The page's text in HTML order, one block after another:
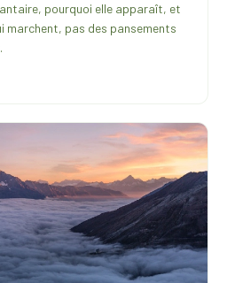
pourquoi elle apparaît, et
marchent, pas des pansements